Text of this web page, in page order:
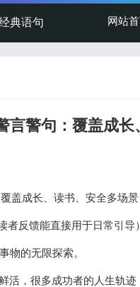
典语句 网站
言警句：覆盖成
盖成长、读书、安全多场景
者反馈能直接用于日常引导）
物的无限探索。
活，很多成功者的人生轨